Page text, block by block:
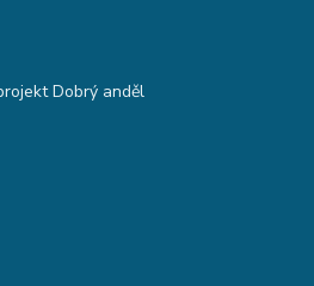
Dobrý anděl